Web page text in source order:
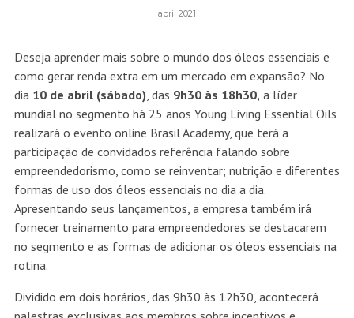
abril 2021
Deseja aprender mais sobre o mundo dos óleos essenciais e
como gerar renda extra em um mercado em expansão? No
dia 10 de abril (sábado), das 9h30 às 18h30, a líder
mundial no segmento há 25 anos Young Living Essential Oils
realizará o evento online Brasil Academy, que terá a
participação de convidados referência falando sobre
empreendedorismo, como se reinventar; nutrição e diferentes
formas de uso dos óleos essenciais no dia a dia.
Apresentando seus lançamentos, a empresa também irá
fornecer treinamento para empreendedores se destacarem
no segmento e as formas de adicionar os óleos essenciais na
rotina.
Dividido em dois horários, das 9h30 às 12h30, acontecerá